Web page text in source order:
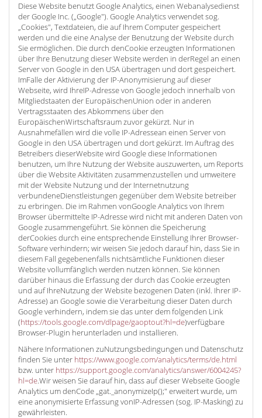
Diese Website benutzt Google Analytics, einen Webanalysedienst
der Google Inc. („Google"). Google Analytics verwendet sog.
„Cookies", Textdateien, die auf Ihrem Computer gespeichert
werden und die eine Analyse der Benutzung der Website durch
Sie ermöglichen. Die durch denCookie erzeugten Informationen
über Ihre Benutzung dieser Website werden in derRegel an einen
Server von Google in den USA übertragen und dort gespeichert.
ImFalle der Aktivierung der IP-Anonymisierung auf dieser
Webseite, wird IhreIP-Adresse von Google jedoch innerhalb von
Mitgliedstaaten der EuropäischenUnion oder in anderen
Vertragsstaaten des Abkommens über den
EuropäischenWirtschaftsraum zuvor gekürzt. Nur in
Ausnahmefällen wird die volle IP-Adressean einen Server von
Google in den USA übertragen und dort gekürzt. Im Auftrag des
Betreibers dieserWebsite wird Google diese Informationen
benutzen, um Ihre Nutzung der Website auszuwerten, um Reports
über die Website Aktivitäten zusammenzustellen und umweitere
mit der Website Nutzung und der Internetnutzung
verbundeneDienstleistungen gegenüber dem Website betreiber
zu erbringen. Die im Rahmen vonGoogle Analytics von Ihrem
Browser übermittelte IP-Adresse wird nicht mit anderen Daten von
Google zusammengeführt. Sie können die Speicherung
derCookies durch eine entsprechende Einstellung Ihrer Browser-
Software verhindern; wir weisen Sie jedoch darauf hin, dass Sie in
diesem Fall gegebenenfalls nichtsämtliche Funktionen dieser
Website vollumfänglich werden nutzen können. Sie können
darüber hinaus die Erfassung der durch das Cookie erzeugten
und auf IhreNutzung der Website bezogenen Daten (inkl. Ihrer IP-
Adresse) an Google sowie die Verarbeitung dieser Daten durch
Google verhindern, indem sie das unter dem folgenden Link
(https://tools.google.com/dlpage/gaoptout?hl=de)verfügbare
Browser-Plugin herunterladen und installieren.
Nähere Informationen zuNutzungsbedingungen und Datenschutz
finden Sie unter https://www.google.com/analytics/terms/de.html
bzw. unter https://support.google.com/analytics/answer/6004245?
hl=de.Wir weisen Sie darauf hin, dass auf dieser Webseite Google
Analytics um denCode „gat._anonymizeIp();" erweitert wurde, um
eine anonymisierte Erfassung vonIP-Adressen (sog. IP-Masking) zu
gewährleisten.